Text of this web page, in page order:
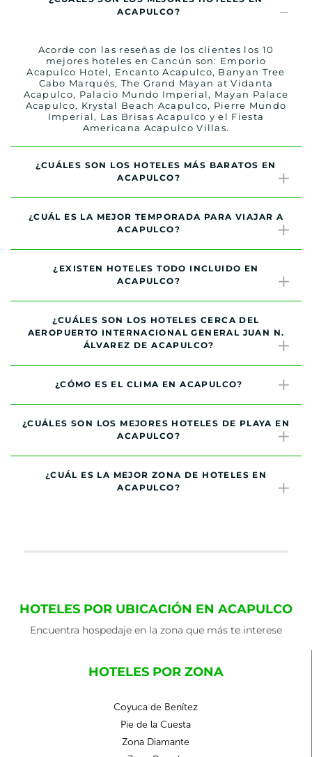
ACAPULCO?
Acorde con las reseñas de los clientes los 10
mejores hoteles en Cancún son: Emporio
Acapulco Hotel, Encanto Acapulco, Banyan Tree
Cabo Marqués, The Grand Mayan at Vidanta
Acapulco, Palacio Mundo Imperial, Mayan Palace
Acapulco, Krystal Beach Acapulco, Pierre Mundo
Imperial, Las Brisas Acapulco y el Fiesta
Americana Acapulco Villas.
¿CUÁLES SON LOS HOTELES MÁS BARATOS EN
ACAPULCO?
¿CUÁL ES LA MEJOR TEMPORADA PARA VIAJAR A
ACAPULCO?
¿EXISTEN HOTELES TODO INCLUIDO EN
ACAPULCO?
¿CUÁLES SON LOS HOTELES CERCA DEL
AEROPUERTO INTERNACIONAL GENERAL JUAN N.
ÁLVAREZ DE ACAPULCO?
¿CÓMO ES EL CLIMA EN ACAPULCO?
¿CUÁLES SON LOS MEJORES HOTELES DE PLAYA EN
ACAPULCO?
¿CUÁL ES LA MEJOR ZONA DE HOTELES EN
ACAPULCO?
HOTELES POR UBICACIÓN EN ACAPULCO
Encuentra hospedaje en la zona que más te interese
HOTELES POR ZONA
Coyuca de Benítez
Pie de la Cuesta
Zona Diamante